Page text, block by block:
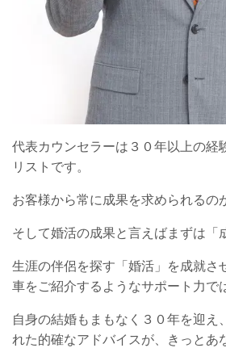
代表カウンセラーは３０年以上の経
リストです。
お客様から常に成果を求められるの
そして婚活の成果と言えばまずは「
生涯の伴侶を探す「婚活」を成就さ
車をご紹介するようなサポート力で
自身の結婚もまもなく３０年を迎え
れた的確なアドバイスが、きっとあ